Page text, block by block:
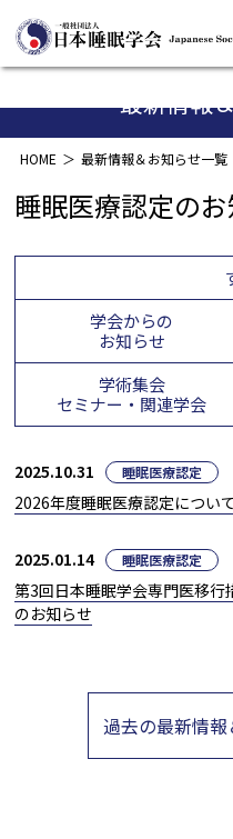
最新情報
HOME 最新情報＆お知らせ一覧
睡眠医療認定の
学会からの
お知らせ
学術集会
セミナー・関連学会
2025.10.31 睡眠医療認定
2026年度睡眠医療認定について
2025.01.14 睡眠医療認定
第3回日本睡眠学会専門医移
のお知らせ
過去の最新情